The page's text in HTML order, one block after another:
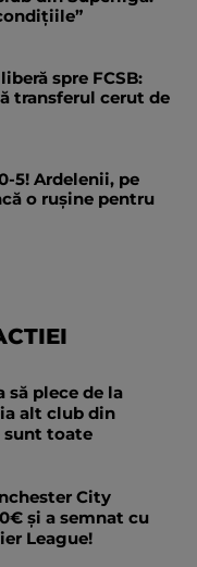
spre FCSB:
transferul cerut de
5! Ardelenii, pe
o rușine pentru
să plece de la
alt club din
sunt toate
City
și a semnat cu
League!